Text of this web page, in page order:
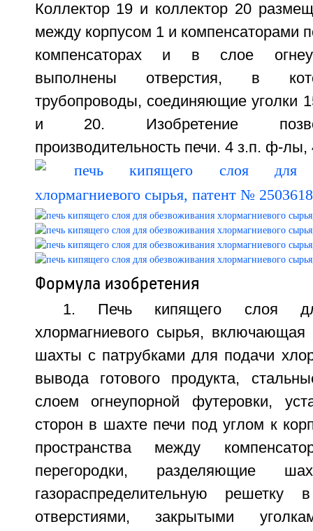
Коллектор 19 и коллектор 20
между корпусом 1 и компенсаторами
компенсаторах и в слое
выполнены отверстия, в
трубопроводы, соединяющие уголки
и 20. Изобретение
производительность печи. 4 з.п. ф-лы,
Формула изобретения
1. Печь кипящего слоя
хлормагниевого сырья,
шахты с патрубками для подачи
вывода готового продукта,
слоем огнеупорной футеровки,
сторон в шахте печи под углом к
пространства между
перегородки, разделяющие
газораспределительную
отверстиями, закрытыми